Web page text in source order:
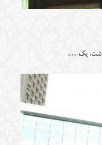
داشت. یک …